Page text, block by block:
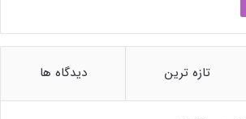
تازه ترین دیدگاه ها